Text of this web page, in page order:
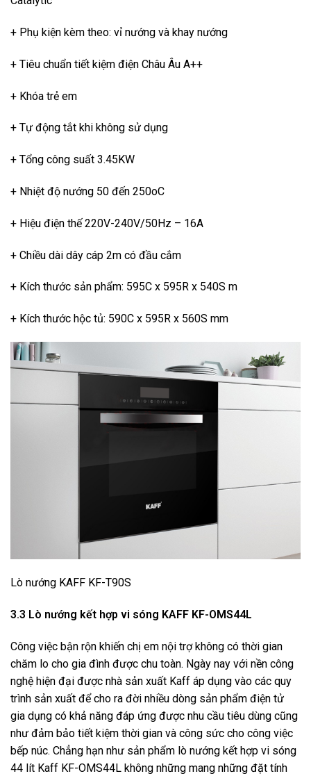
+ Phụ kiện kèm theo: vỉ nướng và khay nướng
+ Tiêu chuẩn tiết kiệm điện Châu Âu A++
+ Khóa trẻ em
+ Tự động tắt khi không sử dụng
+ Tổng công suất 3.45KW
+ Nhiệt độ nướng 50 đến 250oC
+ Hiệu điện thế 220V-240V/50Hz – 16A
+ Chiều dài dây cáp 2m có đầu cắm
+ Kích thước sản phẩm: 595C x 595R x 540S m
+ Kích thước hộc tủ: 590C x 595R x 560S mm
Lò nướng KAFF KF-T90S
3.3 Lò nướng kết hợp vi sóng KAFF KF-OMS44L
Công việc bận rộn khiến chị em nội trợ không có thời gian
chăm lo cho gia đình được chu toàn. Ngày nay với nền công
nghệ hiện đại được nhà sản xuất Kaff áp dụng vào các quy
trình sản xuất để cho ra đời nhiều dòng sản phẩm điện tử
gia dụng có khả năng đáp ứng được nhu cầu tiêu dùng cũng
như đảm bảo tiết kiệm thời gian và công sức cho công việc
bếp núc. Chẳng hạn như sản phẩm lò nướng kết hợp vi sóng
44 lít Kaff KF-OMS44L không những mang những đặt tính